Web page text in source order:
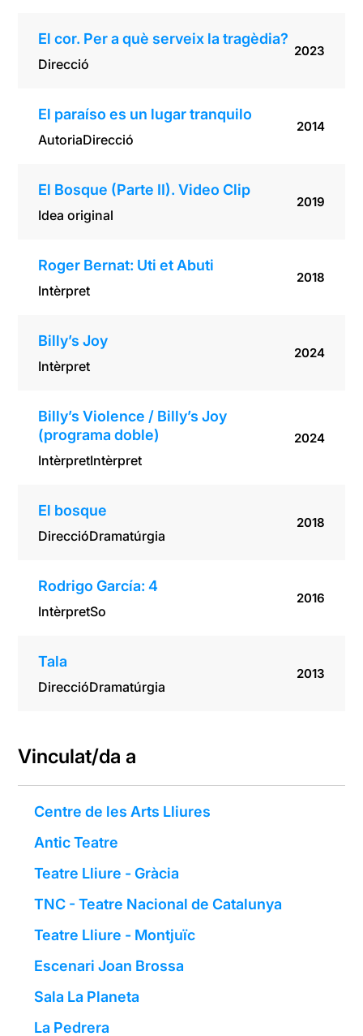
El cor. Per a què serveix la tragèdia?
Direcció
2023
El paraíso es un lugar tranquilo
AutoriaDirecció
2014
El Bosque (Parte II). Video Clip
Idea original
2019
Roger Bernat: Uti et Abuti
Intèrpret
2018
Billy’s Joy
Intèrpret
2024
Billy’s Violence / Billy’s Joy
(programa doble)
IntèrpretIntèrpret
2024
El bosque
DireccióDramatúrgia
2018
Rodrigo García: 4
IntèrpretSo
2016
Tala
DireccióDramatúrgia
2013
Vinculat/da a
Centre de les Arts Lliures
Antic Teatre
Teatre Lliure - Gràcia
TNC - Teatre Nacional de Catalunya
Teatre Lliure - Montjuïc
Escenari Joan Brossa
Sala La Planeta
La Pedrera